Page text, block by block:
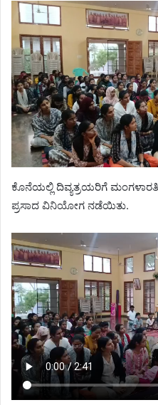
ಕೊನೆಯಲ್ಲಿ ದಿವ್ಯತ್ರಯರಿಗೆ
ಪ್ರಸಾದ ವಿನಿಯೋಗ ನಡೆಯಿತು.